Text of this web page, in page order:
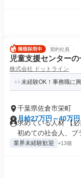
契約社員
児童支援センター
株式会社 ドットライン
未経験OK！事務職に
千葉県佐倉市栄町
月給27万円～40万円
求めている人材 【
初めての社会人、ブ
業界未経験歓迎 +13個